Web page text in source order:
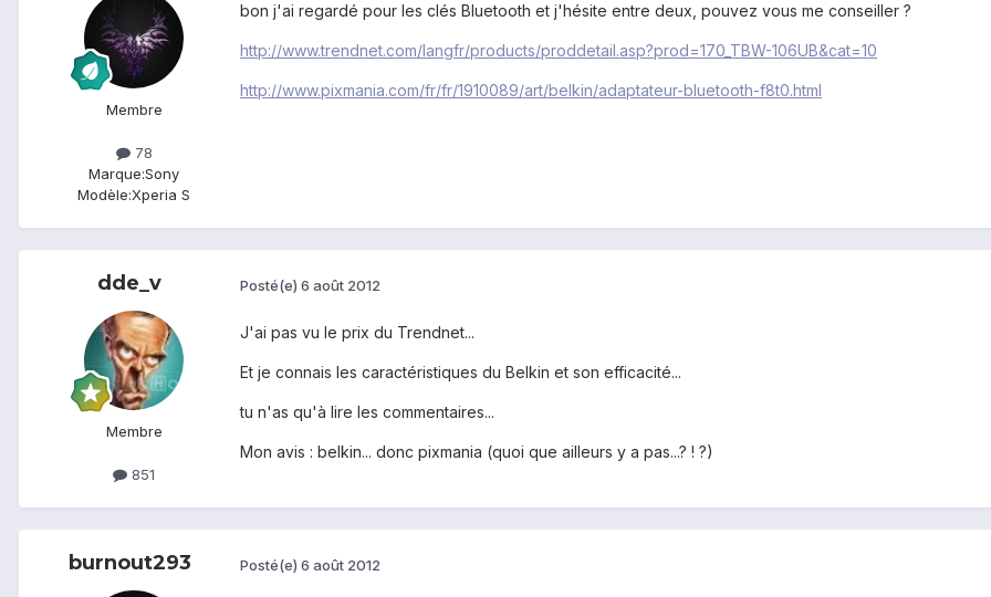
Membre
78
Marque:Sony
Modèle:Xperia S
bon j'ai regardé pour les clés Bluetooth et j'hésite entre deux, pouvez vous me conseiller ?
http://www.trendnet.com/langfr/products/proddetail.asp?prod=170_TBW-106UB&cat=10
http://www.pixmania.com/fr/fr/1910089/art/belkin/adaptateur-bluetooth-f8t0.html
dde_v
Membre
851
Posté(e) 6 août 2012
J'ai pas vu le prix du Trendnet...
Et je connais les caractéristiques du Belkin et son efficacité...
tu n'as qu'à lire les commentaires...
Mon avis : belkin... donc pixmania (quoi que ailleurs y a pas...? ! ?)
burnout293 Posté(e) 6 août 2012